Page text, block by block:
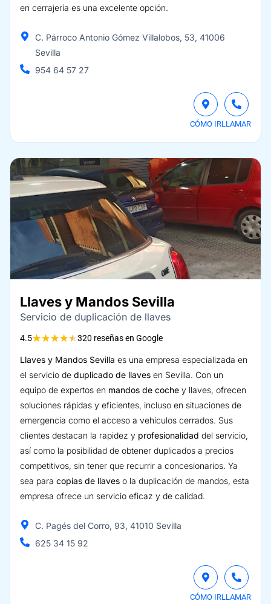
en cerrajería es una excelente opción.
C. Párroco Antonio Gómez Villalobos, 53, 41006
Sevilla
954 64 57 27
CÓMO IRLLAMAR
Llaves y Mandos Sevilla
Servicio de duplicación de llaves
4.5★★★★★320 reseñas en Google
Llaves y Mandos Sevilla es una empresa especializada en
el servicio de duplicado de llaves en Sevilla. Con un
equipo de expertos en mandos de coche y llaves, ofrecen
soluciones rápidas y eficientes, incluso en situaciones de
emergencia como el acceso a vehículos cerrados. Sus
clientes destacan la rapidez y profesionalidad del servicio,
así como la posibilidad de obtener duplicados a precios
competitivos, sin tener que recurrir a concesionarios. Ya
sea para copias de llaves o la duplicación de mandos, esta
empresa ofrece un servicio eficaz y de calidad.
C. Pagés del Corro, 93, 41010 Sevilla
625 34 15 92
CÓMO IRLLAMAR